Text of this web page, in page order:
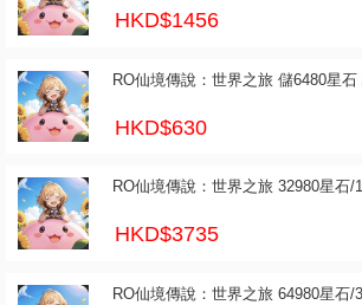
HKD$1456
RO仙境傳說：世界之旅 儲6480星
HKD$630
RO仙境傳說：世界之旅 32980星石/
HKD$3735
RO仙境傳說：世界之旅 64980星石/